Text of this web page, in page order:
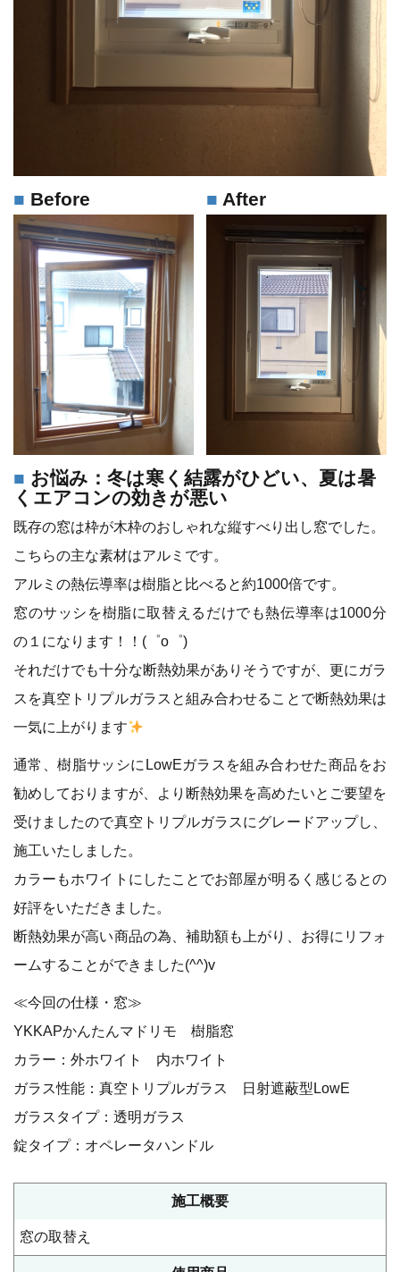
Before After
お悩み：冬は寒く結露がひどい、夏は暑
くエアコンの効きが悪い
既存の窓は枠が木枠のおしゃれな縦すべり出し窓でした。
こちらの主な素材はアルミです。
アルミの熱伝導率は樹脂と比べると約1000倍です。
窓のサッシを樹脂に取替えるだけでも熱伝導率は1000分
の１になります！！(゜o゜)
それだけでも十分な断熱効果がありそうですが、更にガラ
スを真空トリプルガラスと組み合わせることで断熱効果は
一気に上がります
通常、樹脂サッシにLowEガラスを組み合わせた商品をお
勧めしておりますが、より断熱効果を高めたいとご要望を
受けましたので真空トリプルガラスにグレードアップし、
施工いたしました。
カラーもホワイトにしたことでお部屋が明るく感じるとの
好評をいただきました。
断熱効果が高い商品の為、補助額も上がり、お得にリフォ
ームすることができました(^^)v
≪今回の仕様・窓≫
YKKAPかんたんマドリモ 樹脂窓
カラー：外ホワイト 内ホワイト
ガラス性能：真空トリプルガラス 日射遮蔽型LowE
ガラスタイプ：透明ガラス
錠タイプ：オペレータハンドル
施⼯概要
窓の取替え